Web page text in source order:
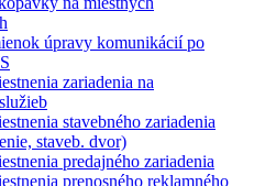
úpravy komunikácií po
zariadenia na
stavebného zariadenia
staveb. dvor)
predajného zariadenia
prenosného reklamného